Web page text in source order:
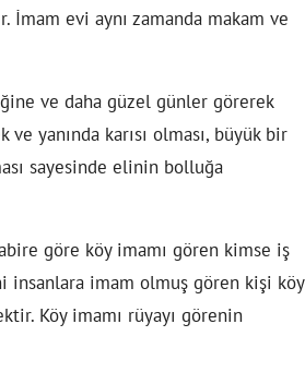
İmam evi aynı zamanda makam ve
ve daha güzel günler görerek
yanında karısı olması, büyük bir
sayesinde elinin bolluğa
göre köy imamı gören kimse iş
insanlara imam olmuş gören kişi köy
Köy imamı rüyayı görenin